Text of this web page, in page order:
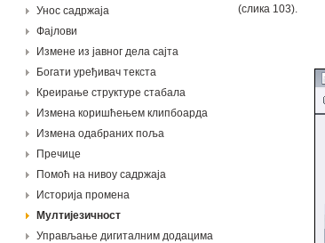
Унос садржаја
Фајлови
Измене из јавног дела сајта
Богати уређивач текста
Креирање структуре стабала
Измена коришћењем клипбоарда
Измена одабраних поља
Пречице
Помоћ на нивоу садржаја
Историја промена
Мултијезичност
Управљање дигиталним додацима
(слика 103).